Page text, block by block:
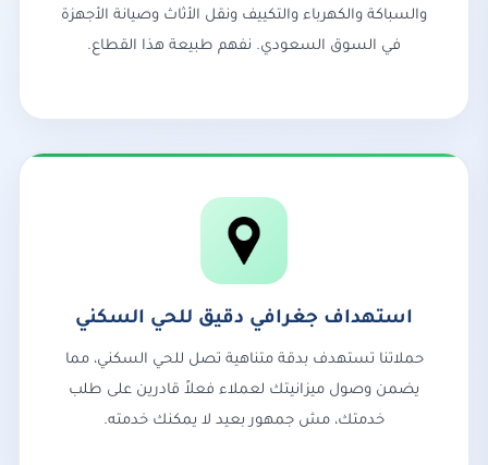
والسباكة والكهرباء والتكييف ونقل الأثاث وصيانة الأجهزة
في السوق السعودي. نفهم طبيعة هذا القطاع.
استهداف جغرافي دقيق للحي السكني
حملاتنا تستهدف بدقة متناهية تصل للحي السكني، مما
يضمن وصول ميزانيتك لعملاء فعلاً قادرين على طلب
خدمتك، مش جمهور بعيد لا يمكنك خدمته.